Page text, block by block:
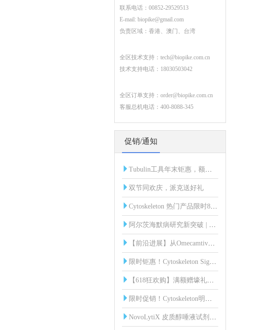
联系电话：00852-29529513
E-mail: biopike@gmail.com
负责区域：香港、澳门、台湾
全区技术支持： tech@biopike.com.cn
技术支持电话：18030503042
全区订单支持： order@biopike.com.cn
客服总机电话：400-8088-345
促销/通知
Tubulin工具年末钜惠，额外折扣限时开启！
双节同欢庆，派克送好礼
Cytoskeleton 热门产品限时85折！
阿尔茨海默病研究新突破 | 血液中脑源性Tau蛋白（BD-Tau）发光免疫分析试剂盒
【前沿进展】从Omecamtiv到Mavacamten：肌节靶向药物研发突破与Cytoskeleton核心工具
限时钜惠！Cytoskeleton Signal-Seeker 全线产品85折起！
【618狂欢购】满额赠壕礼，惊喜享不停！
限时促销！Cytoskeleton明星产品直降15%，助您科研加速！
NovoLytiX 皮质醇唾液试剂盒：科研新利器，精准助力实验研究！